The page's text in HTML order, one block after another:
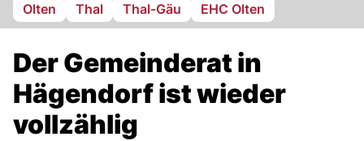
Olten Thal Thal-Gäu EHC Olten
Der Gemeinderat in
Hägendorf ist wieder
vollzählig